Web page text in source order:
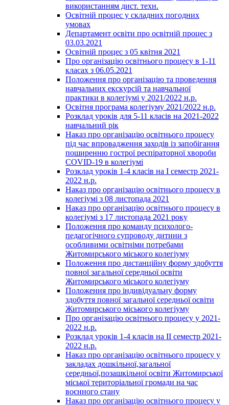
використанням дист. техн.
Освітній процес у складних погодних
умовах
Департамент освіти про освітній процес з
03.03.2021
Освітній процес з 05 квітня 2021
Про організацію освітнього процесу в 1-11
класах з 06.05.2021
Положення про організацію та проведення
навчальних екскурсій та навчальної
практики в колегіумі у 2021/2022 н.р.
Освітня програма колегіуму 2021/2022 н.р.
Розклад уроків для 5-11 класів на 2021-2022
навчальний рік
Наказ про організацію освітнього процесу
під час впровадження заходів із запобігання
поширенню гострої респіраторної хвороби
COVID-19 в колегіумі
Розклад уроків 1-4 класів на І семестр 2021-
2022 н.р.
Наказ про організацію освітнього процесу в
колегіумі з 08 листопада 2021
Наказ про організацію освітнього процесу в
колегіумі з 17 листопада 2021 року
Положення про команду психолого-
педагогічного супроводу дитини з
особливими освітніми потребами
Житомирського міського колегіуму
Положення про дистанційну форму здобуття
повної загальної середньої освіти
Житомирського міського колегіуму
Положення про індивідуальну форму
здобуття повної загальної середньої освіти
Житомирського міського колегіуму
Про організацію освітнього процесу у 2021-
2022 н.р.
Розклад уроків 1-4 класів на ІІ семестр 2021-
2022 н.р.
Наказ про організацію освітнього процесу у
закладах дошкільної,загальної
середньої,позашкільної освіти Житомирської
міської територіальної громади на час
воєнного стану
Наказ про організацію освітнього процесу у